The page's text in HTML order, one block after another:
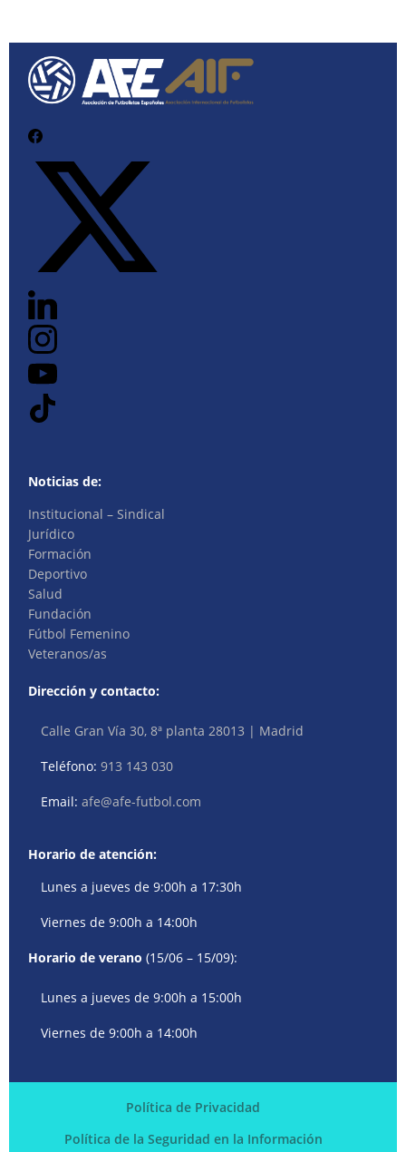
Noticias de:
Institucional – Sindical
Jurídico
Formación
Deportivo
Salud
Fundación
Fútbol Femenino
Veteranos/as
Dirección y contacto:
Calle Gran Vía 30, 8ª planta 28013 | Madrid
Teléfono:913 143 030
Email:afe@afe-futbol.com
Horario de atención:
Lunes a jueves de 9:00h a 17:30h
Viernes de 9:00h a 14:00h
Horario de verano (15/06 – 15/09):
Lunes a jueves de 9:00h a 15:00h
Viernes de 9:00h a 14:00h
Política de Privacidad
Política de la Seguridad en la Información